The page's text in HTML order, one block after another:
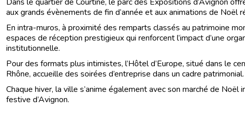
aux grands évènements de fin d’année et aux animations de Noël
En intra-muros, à proximité des remparts classés au patrimoine
espaces de réception prestigieux qui renforcent l’impact d’une
institutionnelle.
Pour des formats plus intimistes, l’Hôtel d’Europe, situé dans le
Rhône, accueille des soirées d’entreprise dans un cadre patrimonial.
Chaque hiver, la ville s’anime également avec son marché de Noël
festive d’Avignon.